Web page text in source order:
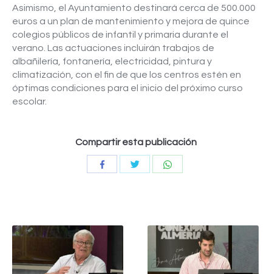
Asimismo, el Ayuntamiento destinará cerca de 500.000
euros a un plan de mantenimiento y mejora de quince
colegios públicos de infantil y primaria durante el
verano. Las actuaciones incluirán trabajos de
albañilería, fontanería, electricidad, pintura y
climatización, con el fin de que los centros estén en
óptimas condiciones para el inicio del próximo curso
escolar.
Compartir esta publicación
CompartirCompartir